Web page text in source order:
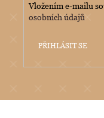
Vložením e-mailu
osobních údajů
PŘIHLÁSIT SE